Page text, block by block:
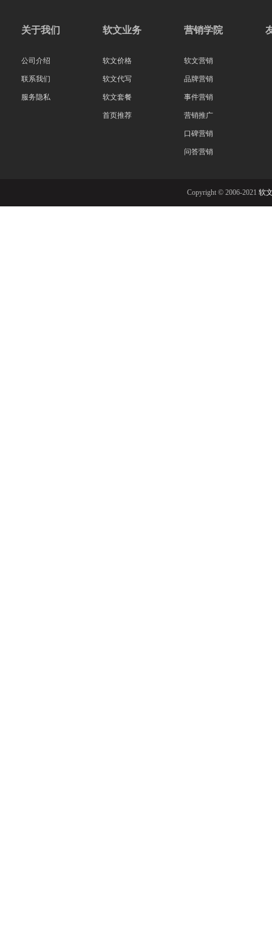
关于我们
公司介绍
联系我们
服务隐私
软文业务
软文价格
软文代写
软文套餐
首页推荐
营销学院
软文营销
品牌营销
事件营销
营销推广
口碑营销
问答营销
Copyright © 2006-2021 软